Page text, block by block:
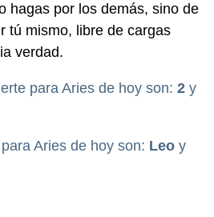
hagas por los demás, sino de
tú mismo, libre de cargas
verdad.
para Aries de hoy son: 2 y
Aries de hoy son: Leo y